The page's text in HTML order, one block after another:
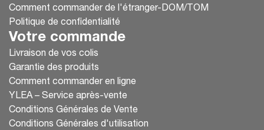
Comment commander de l'étranger-DOM/TOM
Politique de confidentialité
Votre commande
Livraison de vos colis
Garantie des produits
Comment commander en ligne
YLEA – Service après-vente
Conditions Générales de Vente
Conditions Générales d'utilisation